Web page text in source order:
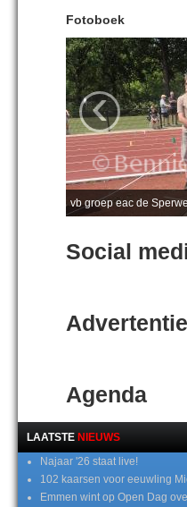
Fotoboek
vb groep eac de
‹
Social
Agenda
LAATSTE NIEUWS
Najaar '26 staat live!
102 kaarsen voor eeuwling
Emmen wint op Open Dag